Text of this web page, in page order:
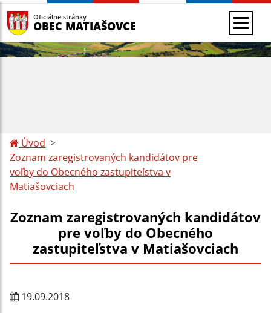
Oficiálne stránky
OBEC MATIAŠOVCE
Úvod
Zoznam zaregistrovaných kandidátov pre
voľby do Obecného zastupiteľstva v
Matiašovciach
Zoznam zaregistrovaných kandidátov
pre voľby do Obecného
zastupiteľstva v Matiašovciach
19.09.2018